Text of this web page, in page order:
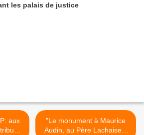
les palais de justice
"Le monument à Maurice
Audin, au Père Lachaise a